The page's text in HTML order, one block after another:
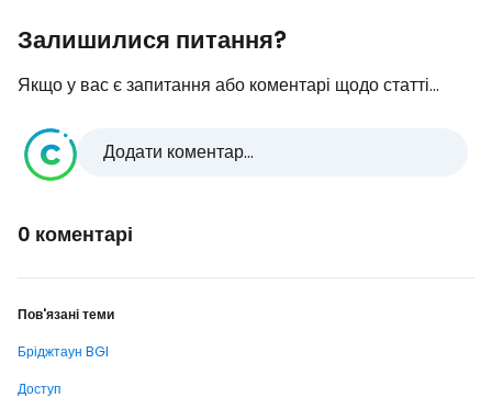
Залишилися питання?
Якщо у вас є запитання або коментарі щодо статті...
Додати коментар...
0 коментарі
Пов'язані теми
Бріджтаун BGI
Доступ